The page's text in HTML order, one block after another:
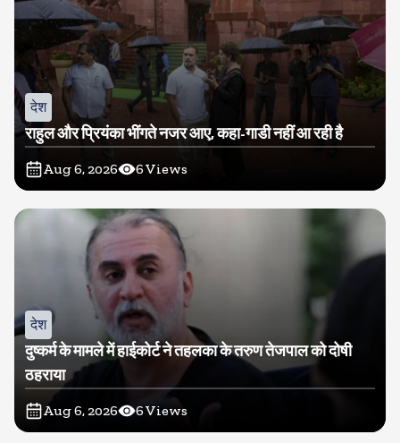
देश
राहुल और प्रियंका भींगते नजर आए, कहा-गाडी नहीं आ रही है
Aug 6, 2026 6Views
देश
दुष्कर्म के मामले में हाईकोर्ट ने तहलका के तरुण तेजपाल को दोषी
ठहराया
Aug 6, 2026 6Views